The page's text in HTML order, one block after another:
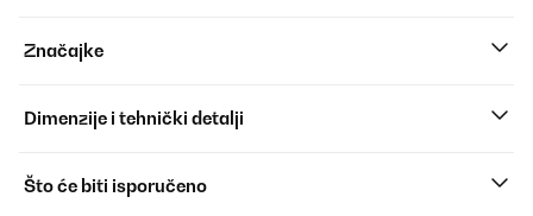
Značajke
Dimenzije i tehnički detalji
Što će biti isporučeno